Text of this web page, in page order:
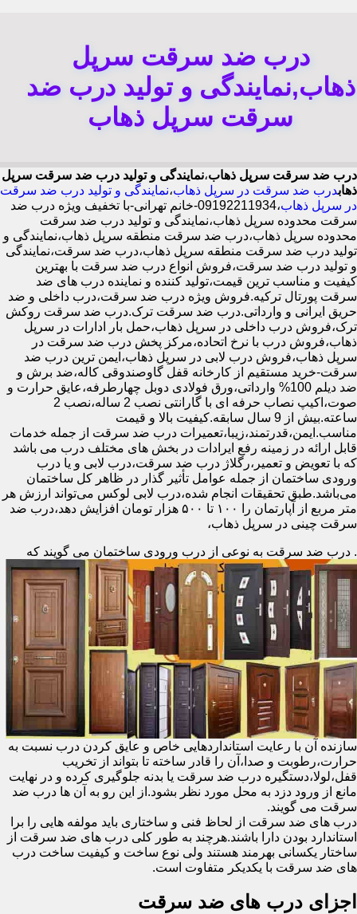
درب ضد سرقت سرپل
ذهاب,نمایندگی و تولید درب ضد
سرقت سرپل ذهاب
درب ضد سرقت سرپل ذهاب،نمایندگی و تولید درب ضد سرقت سرپل
ذهابدرب ضد سرقت در سرپل ذهاب،نمایندگی و تولید درب ضد سرقت
در سرپل ذهاب
،09192211934-خانم تهرانی-با تخفیف ویژه درب ضد
سرقت محدوده سرپل ذهاب،نمایندگی و تولید درب ضد سرقت
محدوده سرپل ذهاب،درب ضد سرقت منطقه سرپل ذهاب،نمایندگی و
تولید درب ضد سرقت منطقه سرپل ذهاب،درب ضد سرقت،نمایندگی
و تولید درب ضد سرقت،فروش انواع درب ضد سرقت با بهترین
کیفیت و مناسب ترین قیمت،تولید کننده و نماینده درب های ضد
سرقت پورتال ترکیه.فروش ویژه درب ضد سرقت،درب داخلی و ضد
حریق ایرانی و وارداتی.درب ضد سرقت ترک.درب ضد سرقت روکش
ترک،فروش درب داخلی در سرپل ذهاب،حمل بار ادارات در سرپل
ذهاب،فروش درب با نرخ اتحاده،مرکز پخش درب ضد سرقت در
سرپل ذهاب،فروش درب لابی در سرپل ذهاب،ایمن ترین درب ضد
سرقت-خرید مستقیم از کارخانه قفل گاوصندوقی کاله،ضد برش و
ضد دیلم 100% وارداتی،ورق فولادی دوبل چهارطرفه،عایق حرارت و
صوت،اکیپ نصاب حرفه ای با گارانتی نصب 2 ساله،نصب 2
ساعته.بیش از 9 سال سابقه.کیفیت بالا و قیمت
مناسب.ایمن،قدرتمند،زیبا،تعمیرات درب ضد سرقت از جمله خدمات
قابل ارائه در زمینه رفع ایرادات در بخش های مختلف درب می باشد
که با تعویض و تعمیر،رگلاژ درب ضد سرقت،درب لابی و یا درب
ورودی ساختمان از جمله عوامل تأثیر گذار در ظاهر کل ساختمان
می‌باشد.طبق تحقیقات انجام شده،درب لابی لوکس می‌تواند ارزش هر
متر مربع از آپارتمان را ۱۰۰ تا ۵۰۰ هزار تومان افزایش دهد،درب ضد
سرقت چینی در سرپل ذهاب،
. درب ضد سرقت به نوعی از درب ورودی ساختمان می گویند که
سازنده آن با رعایت استانداردهایی خاص و عایق کردن درب نسبت به
حرارت،رطوبت و صدا،آن را قادر ساخته تا بتواند از تخریب
قفل،لولا،دستگیره درب ضد سرقت یا بدنه جلوگیری کرده و در نهایت
مانع از ورود دزد به محل مورد نظر بشود.از این رو به آن ها درب ضد
سرقت می گویند.
درب های ضد سرقت از لحاظ فنی و ساختاری باید مولفه هایی را برا
استاندارد بودن دارا باشند.هرچند به طور کلی درب های ضد سرقت از
ساختار یکسانی بهرمند هستند ولی نوع ساخت و کیفیت ساخت درب
های ضد سرقت با یکدیکر متفاوت است.
اجزای درب های ضد سرقت